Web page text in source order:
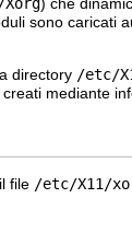
sono
directory /etc/
mediante
file /etc/X11/